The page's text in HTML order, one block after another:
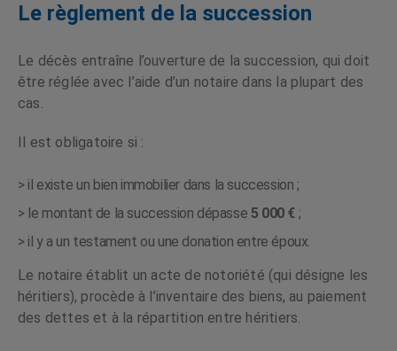
Le règlement de la succession
Le décès entraîne l’ouverture de la succession, qui doit
être réglée avec l’aide d’un notaire dans la plupart des
cas.
Il est obligatoire si :
> il existe un bien immobilier dans la succession ;
> le montant de la succession dépasse 5 000 € ;
> il y a un testament ou une donation entre époux.
Le notaire établit un acte de notoriété (qui désigne les
héritiers), procède à l’inventaire des biens, au paiement
des dettes et à la répartition entre héritiers.